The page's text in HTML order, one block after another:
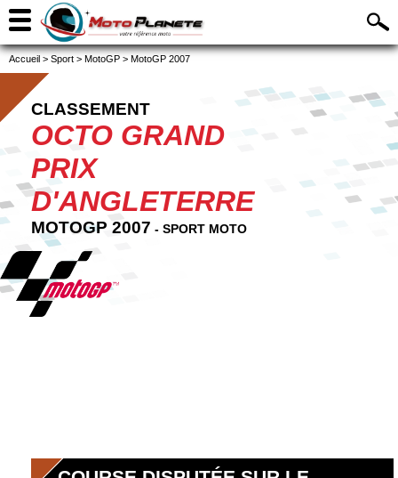
Accueil > Sport > MotoGP > MotoGP 2007
CLASSEMENT
OCTO GRAND
PRIX
D'ANGLETERRE
MOTOGP 2007 - SPORT MOTO